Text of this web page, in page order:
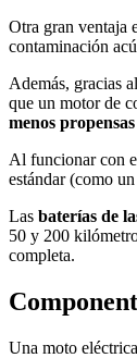
Otra gran ventaja
contaminación
Además, gracias
que un motor de
menos
Al funcionar con
estándar (como
Las baterías de
50 y 200
completa.
Una moto